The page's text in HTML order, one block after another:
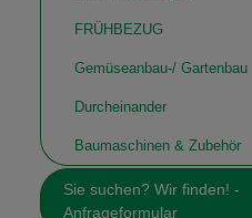
FRÜHBEZUG
Gemüseanbau-/ Gartenbau
Durcheinander
Baumaschinen & Zubehör
Sie suchen? Wir finden! -
Anfrageformular